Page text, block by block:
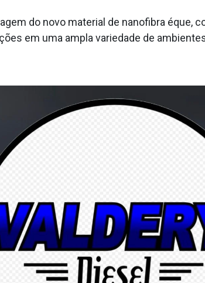
do novo material de nanofibra éque,
em uma ampla variedade de